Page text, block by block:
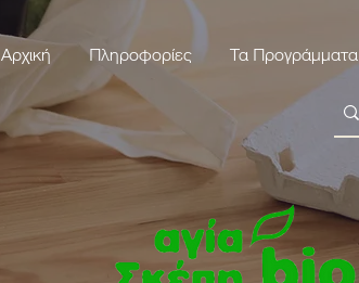
Αρχική Πληροφορίες Τα Προγράμματα